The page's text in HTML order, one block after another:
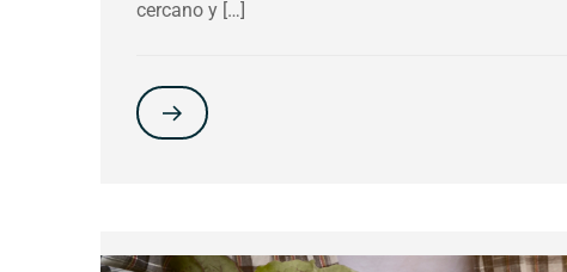
cercano y […]